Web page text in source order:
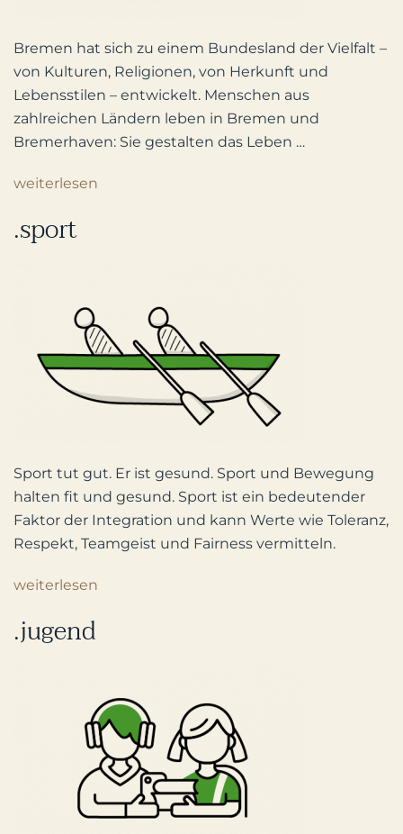
Bremen hat sich zu einem Bundesland der Vielfalt –
von Kulturen, Religionen, von Herkunft und
Lebensstilen – entwickelt. Menschen aus
zahlreichen Ländern leben in Bremen und
Bremerhaven: Sie gestalten das Leben …
weiterlesen
.sport
Sport tut gut. Er ist gesund. Sport und Bewegung
halten fit und gesund. Sport ist ein bedeutender
Faktor der Integration und kann Werte wie Toleranz,
Respekt, Teamgeist und Fairness vermitteln.
weiterlesen
.jugend